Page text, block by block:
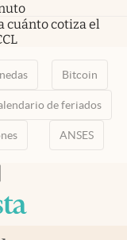
cuánto cotiza el
Bitcoin
de feriados
ANSES
pestañapestaña
en nueva pestaña
abre en nueva pestaña